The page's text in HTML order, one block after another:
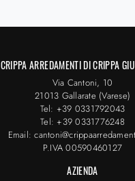
CRIPPA ARREDAMENTI DI CRIPPA
Via Cantoni, 10
21013 Gallarate (Varese)
Tel: +39 0331792043
Tel: +39 0331776248
Email:
P.IVA 00590460127
AZIENDA